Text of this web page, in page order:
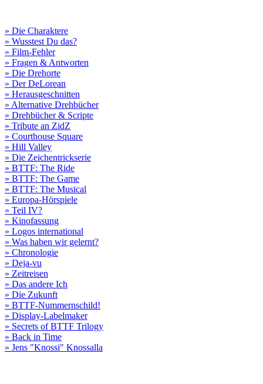
» Die Charaktere
» Wusstest Du das?
» Film-Fehler
» Fragen & Antworten
» Die Drehorte
» Der DeLorean
» Herausgeschnitten
» Alternative Drehbücher
» Drehbücher & Scripte
» Tribute an ZidZ
» Courthouse Square
» Hill Valley
» Die Zeichentrickserie
» BTTF: The Ride
» BTTF: The Game
» BTTF: The Musical
» Europa-Hörspiele
» Teil IV?
» Kinofassung
» Logos international
» Was haben wir gelernt?
» Chronologie
» Deja-vu
» Zeitreisen
» Das andere Ich
» Die Zukunft
» BTTF-Nummernschild!
» Display-Labelmaker
» Secrets of BTTF Trilogy
» Back in Time
» Jens "Knossi" Knossalla